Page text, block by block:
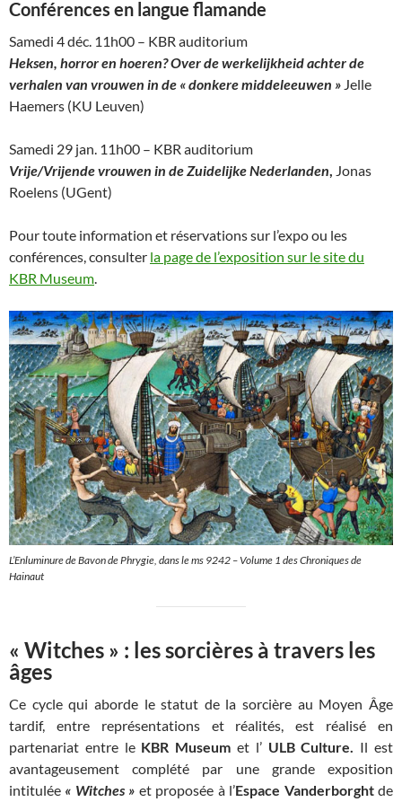
Conférences en langue flamande
Samedi 4 déc. 11h00 – KBR auditorium
Heksen, horror en hoeren? Over de werkelijkheid achter de
verhalen van vrouwen in de « donkere middeleeuwen » Jelle
Haemers (KU Leuven)
Samedi 29 jan. 11h00 – KBR auditorium
Vrije/Vrijende vrouwen in de ZuidelijkeNederlanden, Jonas
Roelens (UGent)
Pour toute information et réservations sur l’expo ou les
conférences, consulter la page de l’exposition sur le site du
KBR Museum.
L’Enluminure de Bavon de Phrygie, dans le ms 9242 – Volume 1 des Chroniques de
Hainaut
« Witches » : les sorcières à travers les
âges
Ce cycle qui aborde le statut de la sorcière au Moyen Âge
tardif, entre représentations et réalités, est réalisé en
partenariat entre le KBR Museum et l’ULB Culture. Il est
avantageusement complété par une grande exposition
intitulée « Witches » et proposée à l’Espace Vanderborghtde